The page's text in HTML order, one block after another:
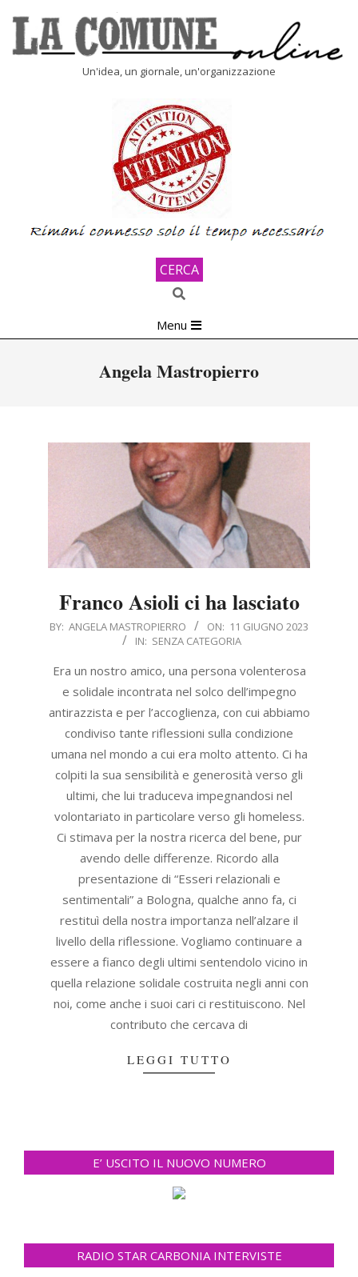
content
Un'idea, un giornale, un'organizzazione
CERCA
Search
Navigation
Menu
Angela Mastropierro
Franco Asioli ci ha lasciato
2023-
11
BY: ANGELA MASTROPIERRO ON: 11 GIUGNO 2023
IN: SENZA CATEGORIA
Era un nostro amico, una persona volenterosa
e solidale incontrata nel solco dell’impegno
antirazzista e per l’accoglienza, con cui abbiamo
condiviso tante riflessioni sulla condizione
umana nel mondo a cui era molto attento. Ci ha
colpiti la sua sensibilità e generosità verso gli
ultimi, che lui traduceva impegnandosi nel
volontariato in particolare verso gli homeless.
Ci stimava per la nostra ricerca del bene, pur
avendo delle differenze. Ricordo alla
presentazione di “Esseri relazionali e
sentimentali” a Bologna, qualche anno fa, ci
restituì della nostra importanza nell’alzare il
livello della riflessione. Vogliamo continuare a
essere a fianco degli ultimi sentendolo vicino in
quella relazione solidale costruita negli anni con
noi, come anche i suoi cari ci restituiscono. Nel
contributo che cercava di
LEGGI TUTTO
E’ USCITO IL NUOVO NUMERO
RADIO STAR CARBONIA INTERVISTE